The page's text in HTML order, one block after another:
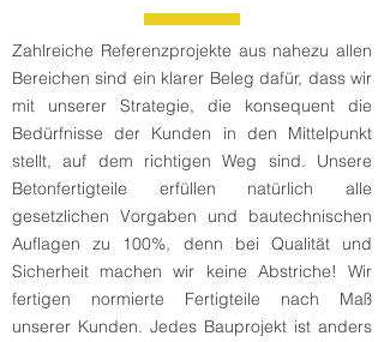
Zahlreiche Referenzprojekte aus nahezu allen
Bereichen sind ein klarer Beleg dafür, dass wir
mit unserer Strategie, die konsequent die
Bedürfnisse der Kunden in den Mittelpunkt
stellt, auf dem richtigen Weg sind. Unsere
Betonfertigteile erfüllen natürlich alle
gesetzlichen Vorgaben und bautechnischen
Auflagen zu 100%, denn bei Qualität und
Sicherheit machen wir keine Abstriche! Wir
fertigen normierte Fertigteile nach Maß
unserer Kunden. Jedes Bauprojekt ist anders